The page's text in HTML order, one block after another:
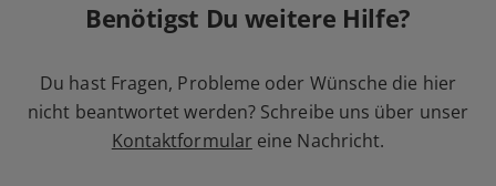
Benötigst Du weitere Hilfe?
Du hast Fragen, Probleme oder Wünsche die hier
nicht beantwortet werden? Schreibe uns über unser
Kontaktformular eine Nachricht.